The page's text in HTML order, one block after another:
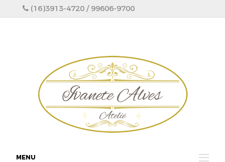
(16)3913-4720 / 99606-9700
MENU